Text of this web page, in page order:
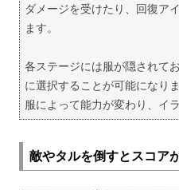
ダメージを受けたり、回復ア
ます。
各ステージには服が隠されて
に選択することが可能になりま
服によって能力が変わり、イ
敵やタルを倒すとスコア